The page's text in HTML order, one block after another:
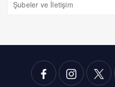
Şubeler ve İletişim